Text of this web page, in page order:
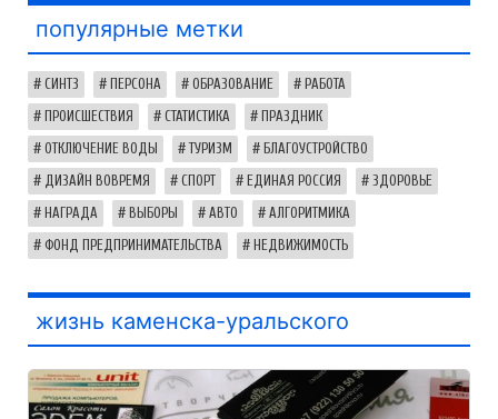
популярные метки
СИНТЗ ПЕРСОНА ОБРАЗОВАНИЕ РАБОТА
ПРОИСШЕСТВИЯ СТАТИСТИКА ПРАЗДНИК
ОТКЛЮЧЕНИЕ ВОДЫ ТУРИЗМ БЛАГОУСТРОЙСТВО
ДИЗАЙН ВОВРЕМЯ СПОРТ ЕДИНАЯ РОССИЯ ЗДОРОВЬЕ
НАГРАДА ВЫБОРЫ АВТО АЛГОРИТМИКА
ФОНД ПРЕДПРИНИМАТЕЛЬСТВА НЕДВИЖИМОСТЬ
жизнь каменска-уральского